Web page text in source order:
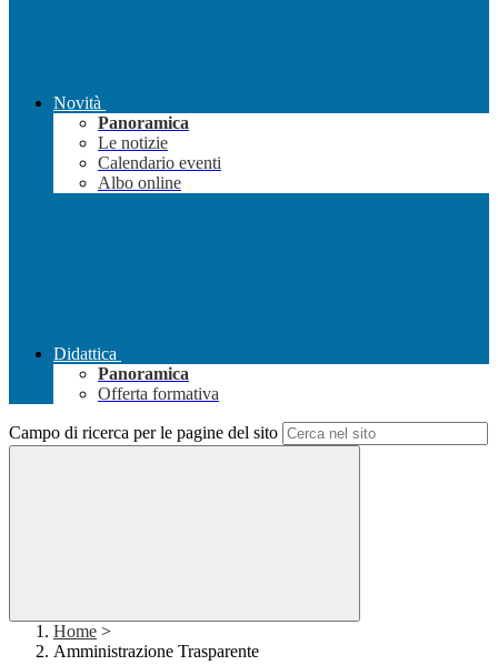
Novità
Panoramica
Le notizie
Calendario eventi
Albo online
Didattica
Panoramica
Offerta formativa
Campo di ricerca per le pagine del sito
Home >
Amministrazione Trasparente